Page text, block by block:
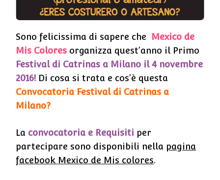
Sono felicissima di sapere che Mexico de
Mis Colores organizza quest’anno il Primo
Festival di Catrinas a Milano il 4 novembre
2016! Di cosa si trata e cos’è questa
Convocatoria Festival di Catrinas a
Milano?
La convocatoria e Requisiti per
partecipare sono disponibili nella pagina
facebook Mexico de Mis colores.